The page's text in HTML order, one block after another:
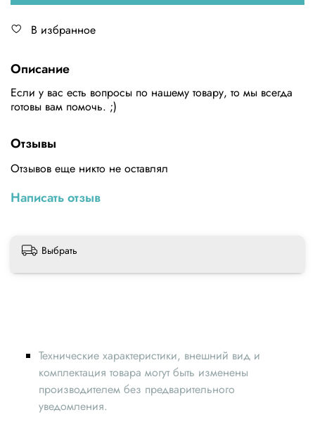
В избранное
Описание
Если у вас есть вопросы по нашему товару, то мы всегда
готовы вам помочь. ;)
Отзывы
Отзывов еще никто не оставлял
Написать отзыв
Выбрать
Технические характеристики, внешний вид и
комплектация товара могут быть изменены
производителем без предварительного
уведомления.